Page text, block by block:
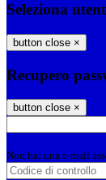
Seleziona
button close ×
Recupero
button close ×
Non hai una e-mail